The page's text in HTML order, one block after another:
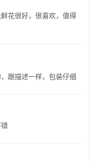
花很好，很喜欢，值得
跟描述一样，包装仔细